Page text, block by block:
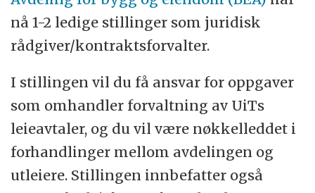
beliggenhet i Nord-Norge og Sápmi, vår
faglige bredde og tverrfaglige fortrinn til å
forme framtiden.
UiT har om lag 18 000 studenter, mer enn
4000 ansatte, og er etablert på fire
hovedcampuser og sju øvrige studiesteder
i Nord-Norge og på Svalbard. Våre største
campuser er Tromsø, Alta, Narvik og
nå 1-2 ledige stillinger som juridisk
rådgiver/kontraktsforvalter.
I stillingen vil du få ansvar for oppgaver
som omhandler forvaltning av UiTs
leieavtaler, og du vil være nøkkelleddet i
forhandlinger mellom avdelingen og
utleiere. Stillingen innbefatter også